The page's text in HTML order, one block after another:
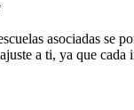
asociadas se
a ti, ya que